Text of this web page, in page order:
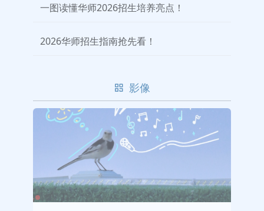
一图读懂华师2026招生培养亮点！
2026华师招生指南抢先看！
影像